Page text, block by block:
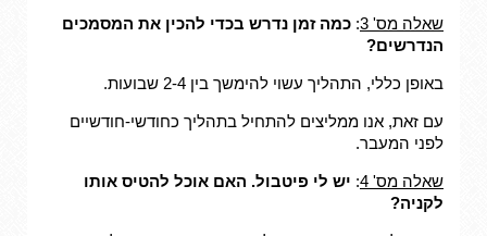
שאלה מס' 3 : כמה זמן נדרש בכדי להכין את המסמכים
הנדרשים?
באופן כללי, התהליך עשוי להימשך בין 2-4 שבועות.
עם זאת, אנו ממליצים להתחיל בתהליך כחודשי-חודשיים
לפני המעבר.
שאלה מס' 4 : יש לי פיטבול. האם אוכל להטיס אותו
לקניה?